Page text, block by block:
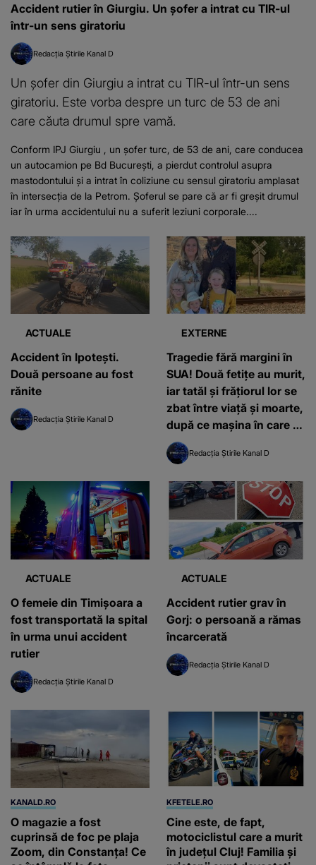
Accident rutier în Giurgiu. Un șofer a intrat cu TIR-ul
într-un sens giratoriu
Redacția Știrile Kanal D
Un șofer din Giurgiu a intrat cu TIR-ul într-un sens
giratoriu. Este vorba despre un turc de 53 de ani
care căuta drumul spre vamă.
Conform IPJ Giurgiu , un şofer turc, de 53 de ani, care conducea
un autocamion pe Bd București, a pierdut controlul asupra
mastodontului şi a intrat în coliziune cu sensul giratoriu amplasat
în intersecția de la Petrom. Șoferul se pare că ar fi greșit drumul
iar în urma accidentului nu a suferit leziuni corporale....
ACTUALE
Accident în Ipotești.
Două persoane au fost
rănite
Redacția Știrile Kanal D
EXTERNE
Tragedie fără margini în
SUA! Două fetițe au murit,
iar tatăl și frățiorul lor se
zbat între viață și moarte,
după ce mașina în care se
aflau a fost făcută praf de
trenRedacția Știrile Kanal D
ACTUALE
O femeie din Timișoara a
fost transportată la spital
în urma unui accident
rutier
Redacția Știrile Kanal D
ACTUALE
Accident rutier grav în
Gorj: o persoană a rămas
încarcerată
Redacția Știrile Kanal D
KANALD.RO
O magazie a fost
cuprinsă de foc pe plaja
Zoom, din Constanța! Ce
KFETELE.RO
Cine este, de fapt,
motociclistul care a murit
în județul Cluj! Familia și